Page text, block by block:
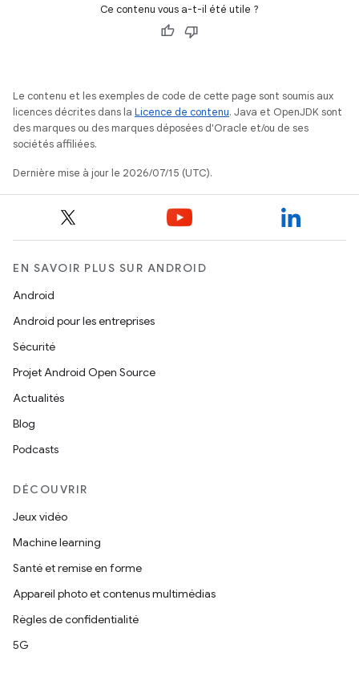
Ce contenu vous a-t-il été utile ?
Le contenu et les exemples de code de cette page sont soumis aux
licences décrites dans la Licence de contenu. Java et OpenJDK sont
des marques ou des marques déposées d'Oracle et/ou de ses
sociétés affiliées.
Dernière mise à jour le 2026/07/15 (UTC).
EN SAVOIR PLUS SUR ANDROID
Android
Android pour les entreprises
Sécurité
Projet Android Open Source
Actualités
Blog
Podcasts
DÉCOUVRIR
Jeux vidéo
Machine learning
Santé et remise en forme
Appareil photo et contenus multimédias
Règles de confidentialité
5G